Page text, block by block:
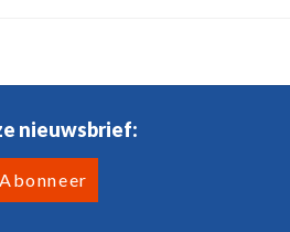
nieuwsbrief:
Abonneer